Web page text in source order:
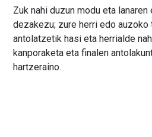
Zuk nahi duzun modu eta lanaren
dezakezu; zure herri edo auzoko
antolatzetik hasi eta herrialde
kanporaketa eta finalen
hartzeraino.